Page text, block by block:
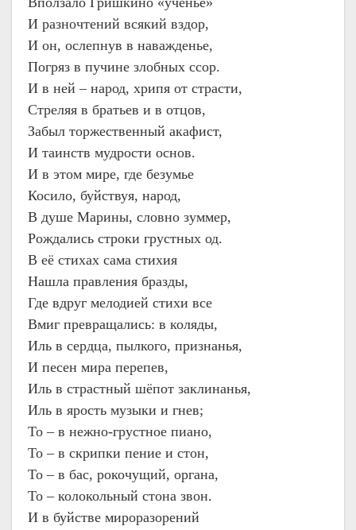
И разночтений всякий вздор,
И он, ослепнув в наважденье,
Погряз в пучине злобных ссор.
И в ней – народ, хрипя от страсти,
Стреляя в братьев и в отцов,
Забыл торжественный акафист,
И таинств мудрости основ.
И в этом мире, где безумье
Косило, буйствуя, народ,
В душе Марины, словно зуммер,
Рождались строки грустных од.
В её стихах сама стихия
Нашла правления бразды,
Где вдруг мелодией стихи все
Вмиг превращались: в коляды,
Иль в сердца, пылкого, признанья,
И песен мира перепев,
Иль в страстный шёпот заклинанья,
Иль в ярость музыки и гнев;
То – в нежно-грустное пиано,
То – в скрипки пение и стон,
То – в бас, рокочущий, органа,
То – колокольный стона звон.
И в буйстве мироразорений